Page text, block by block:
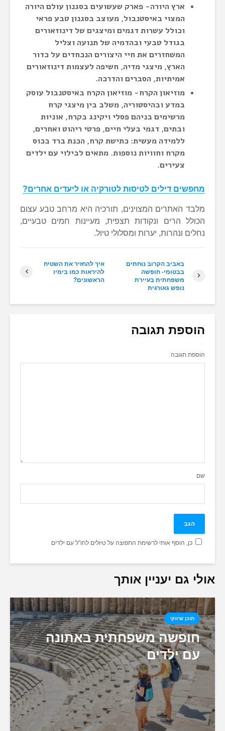
ארץ היורה- פארק שעשועים בסגנון עולם היורה
המצוי באיסטנבול, מעוצב בסגנון טבע פראי
וכולל עשרות דגמים ומיצגים של דינוזאורים
בגודל טבעי ובהדמיה של תנועה וצליל
המשחזרים את חיי היצורים הנכחדים על כדור
הארץ, מיצגי מדיה, חשיפה לעצמות דינוזאורים
אמיתיות, הסברים והדרכה.
מוזיאון הקרח- מוזיאון הקרח באיסטנבול עוסק
במדע ובהיסטוריה, משלב בין מיצגי קרח
מרשימים בניהם פסלי ויקינג בקרח, אוניות
ובתים, דגמי בעלי חיים, פרטי ריהוט ואחרים,
ללמידה מעשית: כתישת קרח, הכנת ברד בכוס
מקרח וחוויות נוספות. מתאים לבילוי עם ילדים
צעירים.
מחפשים דילים לטיסות לטורקיה או ליעדים אחרים?
מלבד האתרים המצוינים, תורכיה היא מרחב טבע עצום
הכולל הרים ונקודות תצפית, מעיינות חמים טבעיים,
נחלים ונהרות, יערות ומסלולי טיול.
איך להחזיר את השטיח
להיראות כמו בימיו
הראשונים?
באביב הקרוב נוחתים
בבטומי- חופשה
משפחתית בעיירת
נופש גאורגית
הוספת תגובה
הוספת תגובה
שם
כן, הוסף אותי לרשימת התפוצה על טיולים לחו"ל עם ילדים
אולי גם יעניין אותך
תוכן שיווקי
חופשה משפחתית באתונה
עם ילדים